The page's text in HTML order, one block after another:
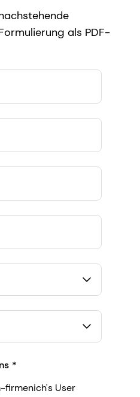
als PDF-
San Francisco, California, US
firmenich's User